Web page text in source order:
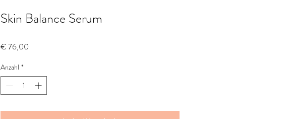
Skin Balance Serum
€ 76,00
Anzahl *